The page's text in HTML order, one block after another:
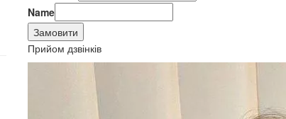
Name
Замовити
Прийом дзвінків